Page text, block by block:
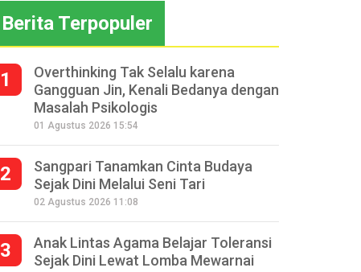
Berita Terpopuler
1
Overthinking Tak Selalu karena
Gangguan Jin, Kenali Bedanya dengan
Masalah Psikologis
01 Agustus 2026 15:54
2
Sangpari Tanamkan Cinta Budaya
Sejak Dini Melalui Seni Tari
02 Agustus 2026 11:08
3
Anak Lintas Agama Belajar Toleransi
Sejak Dini Lewat Lomba Mewarnai